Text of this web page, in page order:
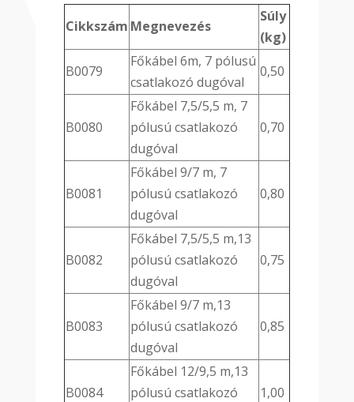
Cikkszám Megnevezés
Súly
(kg)
B0079
Főkábel 6m, 7 pólusú
csatlakozó dugóval
0,50
B0080
Főkábel 7,5/5,5 m, 7
pólusú csatlakozó
dugóval
0,70
B0081
Főkábel 9/7 m, 7
pólusú csatlakozó
dugóval
0,80
B0082
Főkábel 7,5/5,5 m,13
pólusú csatlakozó
dugóval
0,75
B0083
Főkábel 9/7 m,13
pólusú csatlakozó
dugóval
0,85
B0084
Főkábel 12/9,5 m,13
pólusú csatlakozó
1,00